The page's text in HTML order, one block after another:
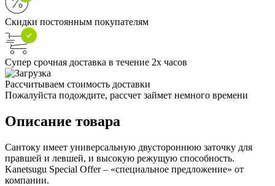
Скидки постоянным покупателям
Супер срочная доставка в течение 2х часов
Рассчитываем стоимость доставки
Пожалуйста подождите, рассчет займет немного времени
Описание товара
Сантоку имеет универсальную двустороннюю заточку для
правшей и левшей, и высокую режущую способность.
Kanetsugu Special Offer – «специальное предложение» от
компании.